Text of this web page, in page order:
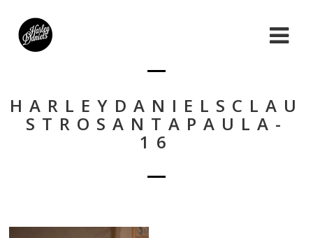
HARLEYDANIELSCLAU
STROSANTAPAULA-
16